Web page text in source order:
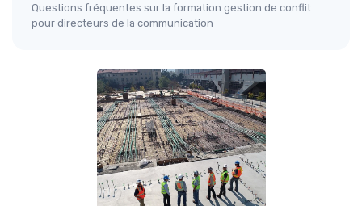
Questions fréquentes sur la formation gestion de conflit
pour directeurs de la communication